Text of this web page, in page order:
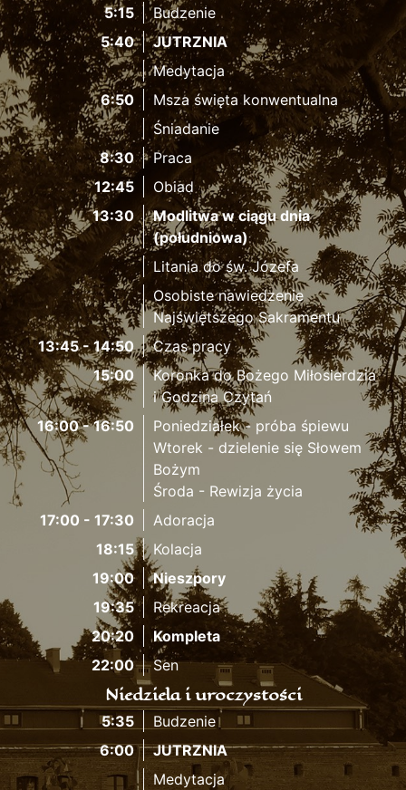
5:15
Budzenie
5:40
JUTRZNIA
Medytacja
6:50
Msza święta konwentualna
Śniadanie
8:30
Praca
12:45
Obiad
13:30
Modlitwa w ciągu dnia
(południowa)
Litania do św. Józefa
Osobiste nawiedzenie
Najświętszego Sakramentu
13:45 - 14:50
Czas pracy
15:00
Koronka do Bożego Miłosierdzia
i Godzina Czytań
16:00 - 16:50
Poniedziałek - próba śpiewu
Wtorek - dzielenie się Słowem
Bożym
Środa - Rewizja życia
17:00 - 17:30
Adoracja
18:15
Kolacja
19:00
Nieszpory
19:35
Rekreacja
20:20
Kompleta
22:00
Sen
Niedziela i uroczystości
5:35
Budzenie
6:00
JUTRZNIA
Medytacja